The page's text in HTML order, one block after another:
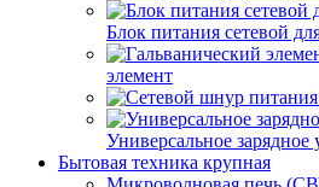
Блок питания сетевой
элемент
Универсальное зарядное
Бытовая техника крупная